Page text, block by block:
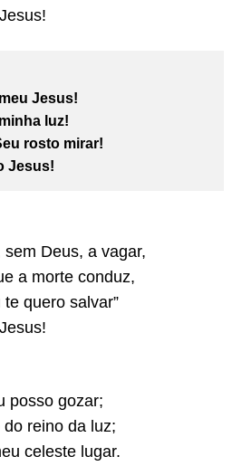
Jesus!
luz!
rosto mirar!
Jesus!
Deus, a vagar,
a morte conduz,
quero salvar”
posso gozar;
reino da luz;
celeste lugar.